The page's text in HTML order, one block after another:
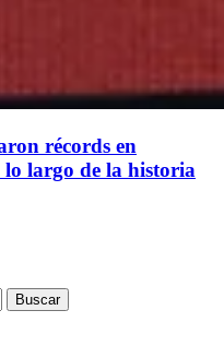
récords en
largo de la historia